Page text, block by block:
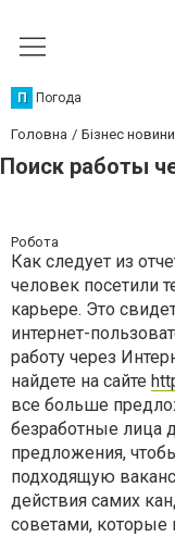
П Погода
Головна Бізнес новини
Поиск работы
Робота
Как следует из
человек посетили
карьере. Это
интернет-
работу через
найдете на сайте
все больше
безработные лица
предложения,
подходящую
действия самих
советами, которые